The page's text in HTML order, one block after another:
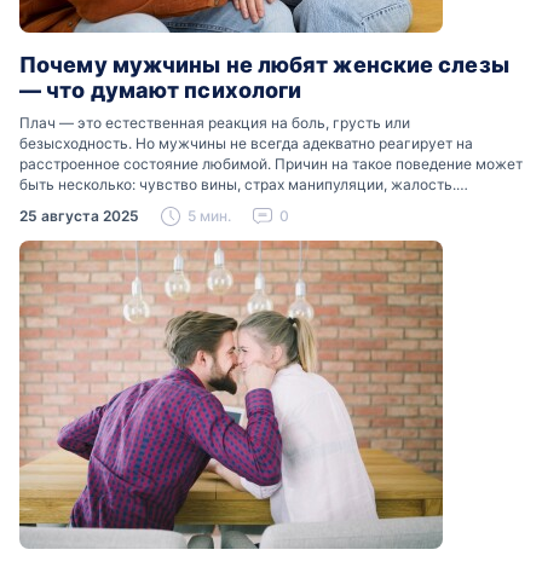
Почему мужчины не любят женские слезы
— что думают психологи
Плач — это естественная реакция на боль, грусть или
безысходность. Но мужчины не всегда адекватно реагирует на
расстроенное состояние любимой. Причин на такое поведение может
быть несколько: чувство вины, страх манипуляции, жалость.
Разобраться, почему мужчины боятся женских слез, помогут советы
психологов…
25 августа 2025 5 мин. 0